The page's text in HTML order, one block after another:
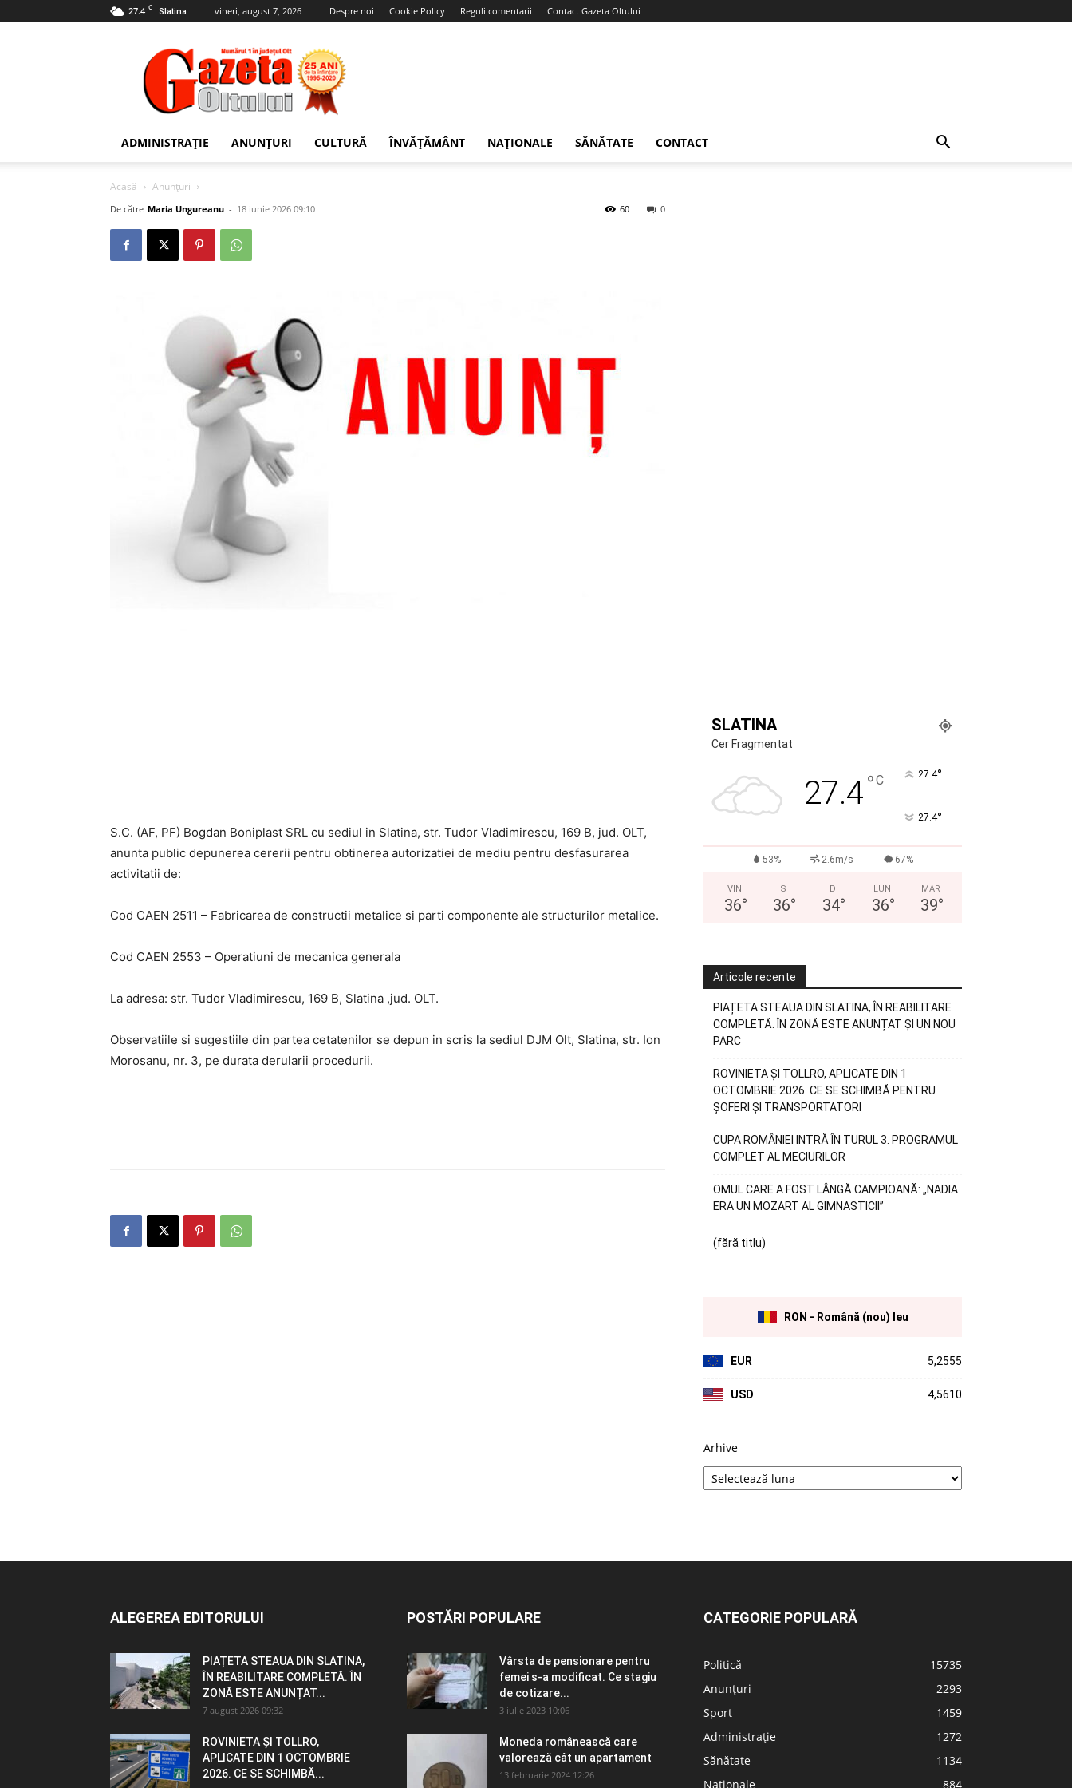
27.4 C Slatina vineri, august 7, 2026 Despre noi Cookie Policy Reguli comentarii Contact Gazeta Oltului
Gazeta
Oltului
ADMINISTRAȚIE ANUNȚURI CULTURĂ ÎNVĂȚĂMÂNT NAȚIONALE SĂNĂTATE CONTACT
Acasă Anunțuri
De către Maria Ungureanu - 18 iunie 2026 09:10 0
60
S.C. (AF, PF) Bogdan Boniplast SRL cu sediul in Slatina, str. Tudor Vladimirescu, 169 B, jud. OLT,
anunta public depunerea cererii pentru obtinerea autorizatiei de mediu pentru desfasurarea
activitatii de:
Cod CAEN 2511 – Fabricarea de constructii metalice si parti componente ale structurilor metalice.
Cod CAEN 2553 – Operatiuni de mecanica generala
La adresa: str. Tudor Vladimirescu, 169 B, Slatina ,jud. OLT.
Observatiile si sugestiile din partea cetatenilor se depun in scris la sediul DJM Olt, Slatina, str. Ion
Morosanu, nr. 3, pe durata derularii procedurii.
SLATINA
Cer Fragmentat
27.4°C 27.4°
27.4°
53% 2.6m/s 67%
VIN
36°
S
36°
D
34°
LUN
36°
MAR
39°
Articole recente
PIAȚETA STEAUA DIN SLATINA, ÎN REABILITARE
COMPLETĂ. ÎN ZONĂ ESTE ANUNȚAT ȘI UN NOU
PARC
ROVINIETA ȘI TOLLRO, APLICATE DIN 1
OCTOMBRIE 2026. CE SE SCHIMBĂ PENTRU
ȘOFERI ȘI TRANSPORTATORI
CUPA ROMÂNIEI INTRĂ ÎN TURUL 3. PROGRAMUL
COMPLET AL MECIURILOR
OMUL CARE A FOST LÂNGĂ CAMPIOANĂ: „NADIA
ERA UN MOZART AL GIMNASTICII”
(fără titlu)
RON - Română (nou) leu
EUR 5,2555
USD 4,5610
Arhive
ALEGEREA EDITORULUI
PIAȚETA STEAUA DIN SLATINA,
ÎN REABILITARE COMPLETĂ. ÎN
ZONĂ ESTE ANUNȚAT...
7 august 2026 09:32
ROVINIETA ȘI TOLLRO,
APLICATE DIN 1 OCTOMBRIE
2026. CE SE SCHIMBĂ...
POSTĂRI POPULARE
Vârsta de pensionare pentru
femei s-a modificat. Ce stagiu
de cotizare...
3 iulie 2023 10:06
Moneda românească care
valorează cât un apartament
13 februarie 2024 12:26
CATEGORIE POPULARĂ
Politică
15735
Anunțuri
2293
Sport
1459
Administrație
1272
Sănătate
1134
Naționale
884